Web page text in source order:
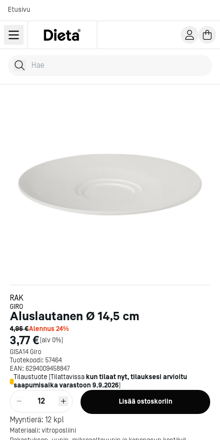
Etusivu
Hae tuotteita
Kirjoita hakusana...
RAK
GIRO
Aluslautanen Ø 14,5 cm
4,96 €Alennus24%
3,77 €[alv 0%]
GISA14 Giro
Tuotekoodi: 57464
EAN: 6294009458847
Tilaustuote [Tilattavissa kun tilaat nyt, tilauksesi arvioitu
saapumisaika varastoon9.9.2026]
12 Lisää ostoskoriin
Myyntierä: 12 kpl
Materiaali: vitroposliini
Kotipizza on vuonna 1987
perustettu yritys, jolla on yli
300 ravintolaa eri puolella